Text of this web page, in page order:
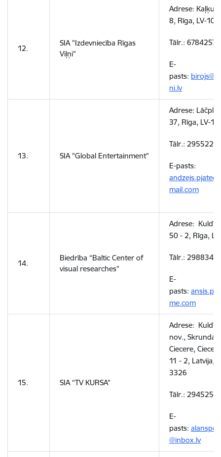
12.
SIA "Izdevniecība Rīgas
Viļņi"
Adrese: Kaļķu
8, Rīga, LV-
Tālr.: 67842577
E-
pasts:
ni.lv
13. SIA "Global Entertainment"
Adrese:
37, Rīga, LV-
Tālr.:
E-pasts:
mail.com
14.
Biedrība “Baltic Center of
visual researches”
Adrese:
50 - 2, Rīga,
Tālr.: 29883476
E-
pasts:
me.com
15. SIA “TV KURSA”
Adrese:
nov.,
Ciecere,
11 - 2, Latvija,
3326
Tālr.:
E-
pasts:
@inbox.lv